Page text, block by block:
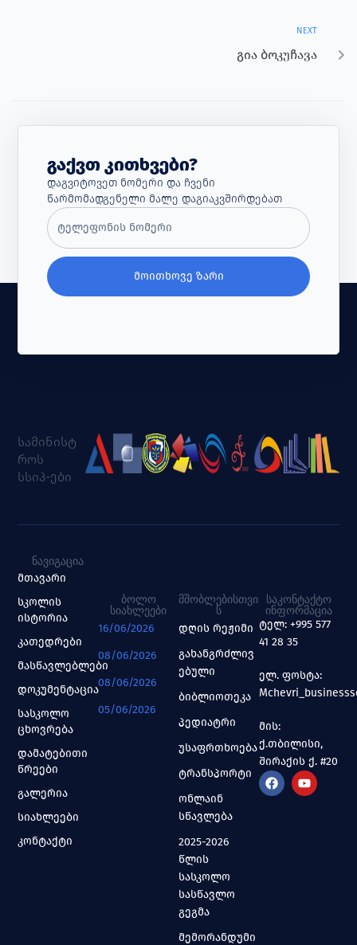
NEXT
გია ბოკუჩავა
Გაქვთ Კითხვები?
Დაგვიტოვეთ Ნომერი Და Ჩვენი
Წარმომადგენელი Მალე Დაგიაკვშირდებათ
ᲛᲝᲘᲗᲮᲝᲕᲔ ᲖᲐᲠᲘ
სამინისტ
როს
სსიპ-ები
ᲜᲐᲕᲘᲒᲐᲪᲘᲐ
მთავარი
სკოლის
ისტორია
კათედრები
მასწავლებლები
დოკუმენტაცია
სასკოლო
ცხოვრება
დამატებითი
წრეები
გალერია
სიახლეები
კონტაქტი
ᲑᲝᲚᲝ
ᲡᲘᲐᲮᲚᲔᲔᲑᲘ
16/06/2026
08/06/2026
08/06/2026
05/06/2026
ᲛᲨᲝᲑᲚᲔᲑᲘᲡᲗᲕᲘ
Ს
დღის რეჟიმი
გახანგრძლივ
ებული
ბიბლიოთეკა
პედიატრი
უსაფრთხოება
ტრანსპორტი
ონლაინ
სწავლება
2025-2026
წლის
სასკოლო
სასწავლო
გეგმა
მემორანდუმი
ᲡᲐᲙᲝᲜᲢᲐᲥᲢᲝ
ᲘᲜᲤᲝᲠᲛᲐᲪᲘᲐ
ტელ: +995 577
41 28 35
ელ. ფოსტა:
მის:
ქ.თბილისი,
შირაქის ქ. #20